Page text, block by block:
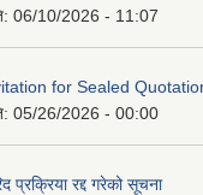
06/10/2026 - 11:07
for Sealed
05/26/2026 - 00:00
प्रक्रिया रद्द गरेको सूचना